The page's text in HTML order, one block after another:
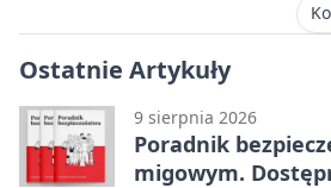
Ostatnie Artykuły
9 sierpnia 2026
Poradnik
migowym.